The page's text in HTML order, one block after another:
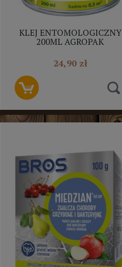
KLEJ ENTOMOLOGICZNY
200ML AGROPAK
24,90 zł